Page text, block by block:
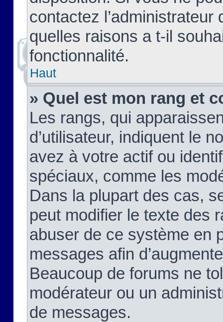
contactez
quelles raisons a t-il
fonctionnalité.
Haut
» Quel est mon rang et
Les rangs, qui
d’utilisateur, indiquent le
avez à votre actif ou
spéciaux, comme les
Dans la plupart des cas,
peut modifier le texte des
abuser de ce système en
messages afin
Beaucoup de forums ne
modérateur ou un
de messages.